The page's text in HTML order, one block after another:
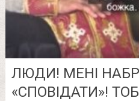
ЛЮДИ! МЕНІ
«СПОВІДАТИ»!